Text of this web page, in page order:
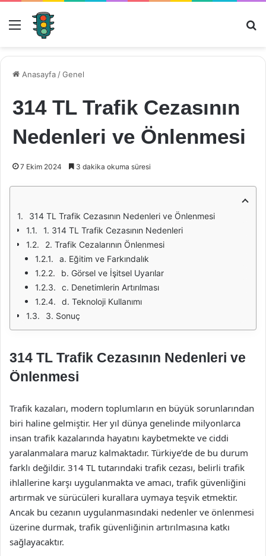
Menü
Anasayfa /Genel
314 TL Trafik Cezasının
Nedenleri ve Önlenmesi
7 Ekim 2024 3 dakika okuma süresi
314 TL Trafik Cezasının Nedenleri ve Önlenmesi
1. 314 TL Trafik Cezasının Nedenleri
2. Trafik Cezalarının Önlenmesi
a. Eğitim ve Farkındalık
b. Görsel ve İşitsel Uyarılar
c. Denetimlerin Artırılması
d. Teknoloji Kullanımı
3. Sonuç
314 TL Trafik Cezasının Nedenleri ve
Önlenmesi
Trafik kazaları, modern toplumların en büyük sorunlarından
biri haline gelmiştir. Her yıl dünya genelinde milyonlarca
insan trafik kazalarında hayatını kaybetmekte ve ciddi
yaralanmalara maruz kalmaktadır. Türkiye’de de bu durum
farklı değildir. 314 TL tutarındaki trafik cezası, belirli trafik
ihlallerine karşı uygulanmakta ve amacı, trafik güvenliğini
artırmak ve sürücüleri kurallara uymaya teşvik etmektir.
Ancak bu cezanın uygulanmasındaki nedenler ve önlenmesi
üzerine durmak, trafik güvenliğinin artırılmasına katkı
sağlayacaktır.